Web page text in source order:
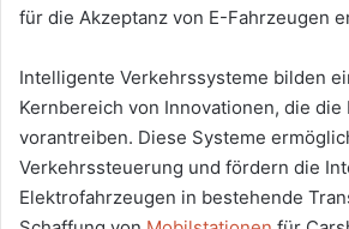
für die Akzeptanz von E-Fahrzeugen
Intelligente Verkehrssysteme bilden
Kernbereich von Innovationen, die die
vorantreiben. Diese Systeme
Verkehrssteuerung und fördern die
Elektrofahrzeugen in bestehende